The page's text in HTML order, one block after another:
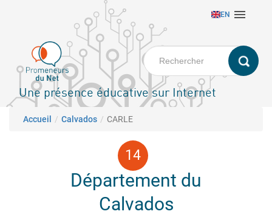
principal
EN 
Une présence éducative sur Internet
Fil d'Ariane
Accueil Calvados CARLE
Département du
Calvados